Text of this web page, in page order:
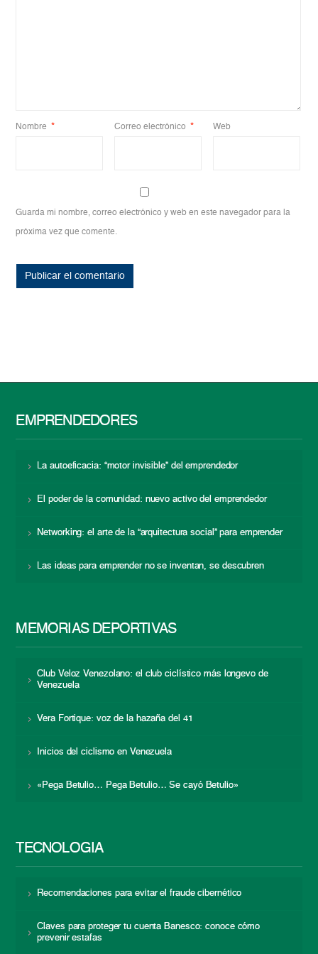
Nombre * Correo electrónico * Web
Guarda mi nombre, correo electrónico y web en este navegador para la
próxima vez que comente.
EMPRENDEDORES
La autoeficacia: “motor invisible” del emprendedor
El poder de la comunidad: nuevo activo del emprendedor
Networking: el arte de la “arquitectura social” para emprender
Las ideas para emprender no se inventan, se descubren
MEMORIAS DEPORTIVAS
Club Veloz Venezolano: el club ciclístico más longevo de
Venezuela
Vera Fortique: voz de la hazaña del 41
Inicios del ciclismo en Venezuela
«Pega Betulio… Pega Betulio… Se cayó Betulio»
TECNOLOGÍA
Recomendaciones para evitar el fraude cibernético
Claves para proteger tu cuenta Banesco: conoce cómo
prevenir estafas